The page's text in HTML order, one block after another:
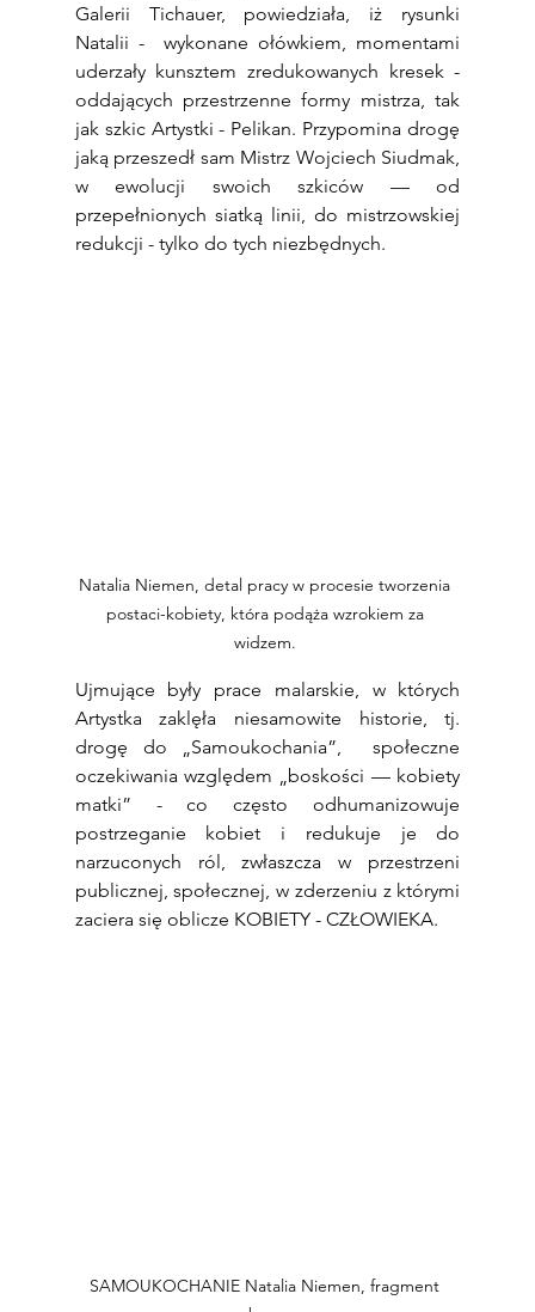
Galerii Tichauer, powiedziała, iż rysunki
Natalii -  wykonane ołówkiem, momentami
uderzały kunsztem zredukowanych kresek -
oddających przestrzenne formy mistrza, tak
jak szkic Artystki - Pelikan. Przypomina drogę
jaką przeszedł sam Mistrz Wojciech Siudmak,
w ewolucji swoich szkiców — od
przepełnionych siatką linii, do mistrzowskiej
redukcji - tylko do tych niezbędnych.
Natalia Niemen, detal pracy w procesie tworzenia
postaci-kobiety, która podąża wzrokiem za
widzem.
Ujmujące były prace malarskie, w których
Artystka zaklęła niesamowite historie, tj.
drogę do „Samoukochania”,  społeczne
oczekiwania względem „boskości — kobiety
matki” - co często odhumanizowuje
postrzeganie kobiet i redukuje je do
narzuconych ról, zwłaszcza w przestrzeni
publicznej, społecznej, w zderzeniu z którymi
zaciera się oblicze KOBIETY - CZŁOWIEKA.
SAMOUKOCHANIE Natalia Niemen, fragment